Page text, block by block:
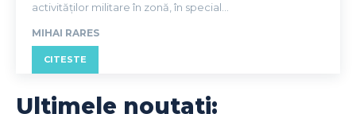
activităților militare în zonă, în special...
MIHAI RARES
CITESTE
Ultimele noutati: